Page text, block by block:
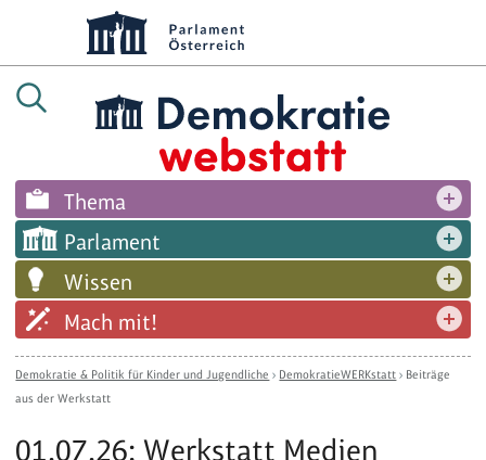
Thema
Parlament
Wissen
Mach mit!
Demokratie & Politik für Kinder und Jugendliche › DemokratieWERKstatt › Beiträge
aus der Werkstatt
01.07.26: Werkstatt Medien